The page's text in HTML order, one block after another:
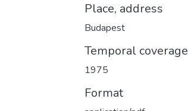
Place, address
Budapest
Temporal coverage
1975
Format